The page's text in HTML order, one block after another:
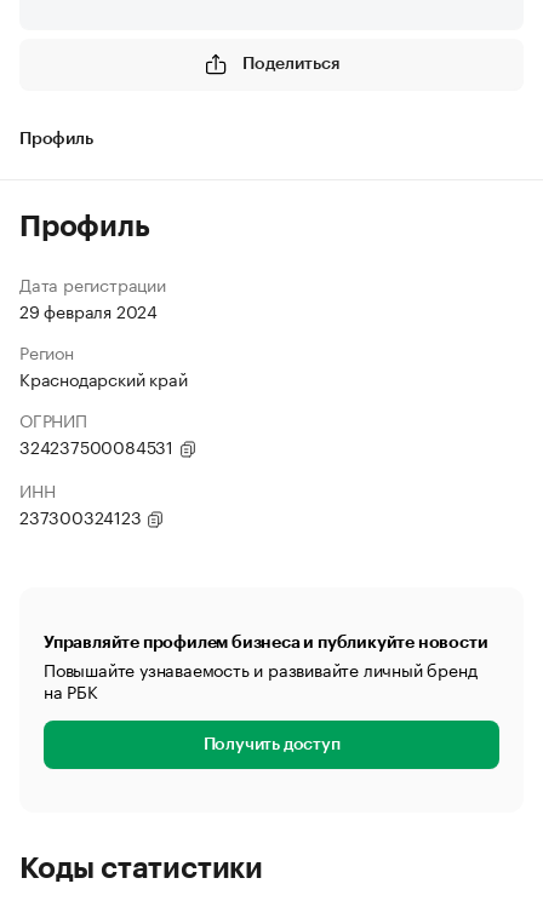
Поделиться
Профиль
Профиль
Дата регистрации
29 февраля 2024
Регион
Краснодарский край
ОГРНИП
324237500084531
ИНН
237300324123
Управляйте профилем бизнеса и публикуйте новости
Повышайте узнаваемость и развивайте личный бренд
на РБК
Получить доступ
Коды статистики